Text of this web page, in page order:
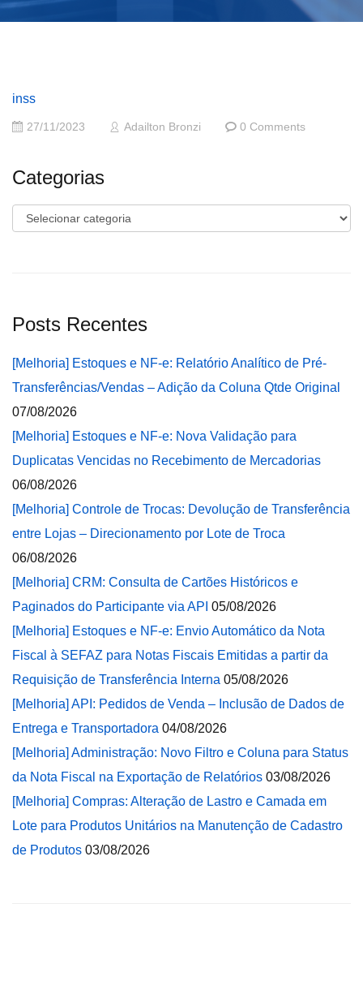
inss
27/11/2023 Adailton Bronzi 0 Comments
Categorias
Categorias
Posts Recentes
[Melhoria] Estoques e NF-e: Relatório Analítico de Pré-
Transferências/Vendas – Adição da Coluna Qtde Original
07/08/2026
[Melhoria] Estoques e NF-e: Nova Validação para
Duplicatas Vencidas no Recebimento de Mercadorias
06/08/2026
[Melhoria] Controle de Trocas: Devolução de Transferência
entre Lojas – Direcionamento por Lote de Troca
06/08/2026
[Melhoria] CRM: Consulta de Cartões Históricos e
Paginados do Participante via API 05/08/2026
[Melhoria] Estoques e NF-e: Envio Automático da Nota
Fiscal à SEFAZ para Notas Fiscais Emitidas a partir da
Requisição de Transferência Interna 05/08/2026
[Melhoria] API: Pedidos de Venda – Inclusão de Dados de
Entrega e Transportadora 04/08/2026
[Melhoria] Administração: Novo Filtro e Coluna para Status
da Nota Fiscal na Exportação de Relatórios 03/08/2026
[Melhoria] Compras: Alteração de Lastro e Camada em
Lote para Produtos Unitários na Manutenção de Cadastro
de Produtos 03/08/2026